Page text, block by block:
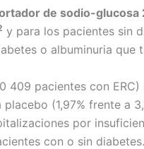
de sodio-glucosa
y para los pacientes sin
o albuminuria que
409 pacientes con
(1,97% frente a
por
con o sin diabetes.